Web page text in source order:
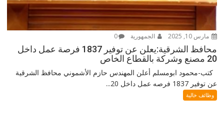
مارس 10, 2025 الجمهورية 0
محافظ الشرقية:يعلن عن توفير 1837 فرصة عمل داخل
20 مصنع وشركة بالقطاع الخاص
كتب-محمود ابومسلم أعلن المهندس حازم الأشموني محافظ الشرقية
عن توفير 1837 فرصه عمل داخل 20...
وظائف خالية